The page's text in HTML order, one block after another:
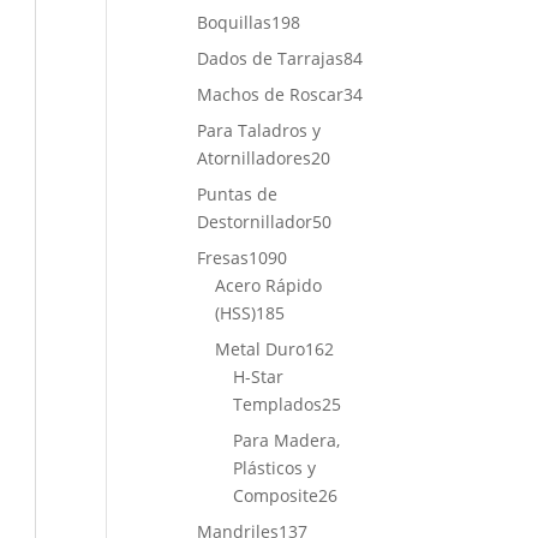
Boquillas198198
productos
Dados de Tarrajas8484
Machos de Roscar3434
Para Taladros y
Atornilladores2020
Puntas de
Destornillador5050
Fresas10901090
productos
Acero Rápido
(HSS)185
productos
Metal Duro162
H-Star
Templados25
Para Madera,
Plásticos y
Composite2626
Mandriles137137